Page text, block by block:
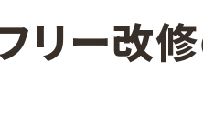
リー改修